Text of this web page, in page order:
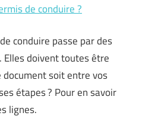
de conduire ?
conduire passe par des
doivent toutes être
soit entre vos
étapes ? Pour en savoir
lignes.